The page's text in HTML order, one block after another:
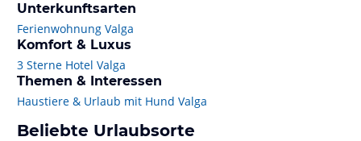
Unterkunftsarten
Ferienwohnung Valga
Komfort & Luxus
3 Sterne Hotel Valga
Themen & Interessen
Haustiere & Urlaub mit Hund Valga
Beliebte Urlaubsorte